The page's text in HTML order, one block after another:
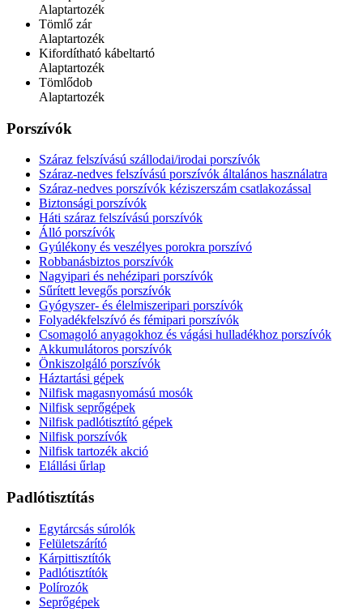
Alaptartozék
Tömlő zár
Alaptartozék
Kifordítható kábeltartó
Alaptartozék
Tömlődob
Alaptartozék
Porszívók
Száraz felszívású szállodai/irodai porszívók
Száraz-nedves felszívású porszívók általános használatra
Száraz-nedves porszívók kéziszerszám csatlakozással
Biztonsági porszívók
Háti száraz felszívású porszívók
Álló porszívók
Gyúlékony és veszélyes porokra porszívó
Robbanásbiztos porszívók
Nagyipari és nehézipari porszívók
Sűrített levegős porszívók
Gyógyszer- és élelmiszeripari porszívók
Folyadékfelszívó és fémipari porszívók
Csomagoló anyagokhoz és vágási hulladékhoz porszívók
Akkumulátoros porszívók
Önkiszolgáló porszívók
Háztartási gépek
Nilfisk magasnyomású mosók
Nilfisk seprőgépek
Nilfisk padlótisztító gépek
Nilfisk porszívók
Nilfisk tartozék akció
Elállási űrlap
Padlótisztítás
Egytárcsás súrolók
Felületszárító
Kárpittisztítók
Padlótisztítók
Polírozók
Seprőgépek